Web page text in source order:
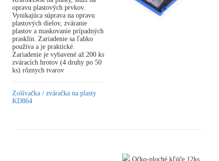
opravu plastových prvkov.
Vynikajúca súprava na opravu
plastových dielov, zváranie
plastov a maskovanie prípadných
prasklín. Zariadenie sa ľahko
používa a je praktické.
Zariadenie je vybavené až 200 ks
zváracích hrotov (4 druhy po 50
ks) rôznych tvarov
Zošívačka / zváračka na plasty
KD864
Očko-ploché kľúče 12ks